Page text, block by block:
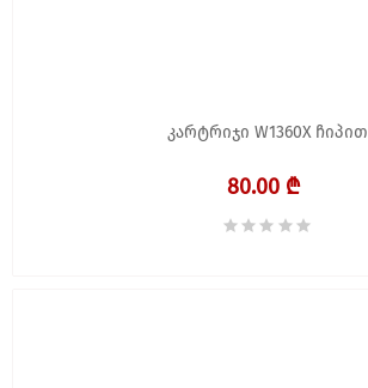
კარტრიჯი W1360X ჩიპით
80.00 ₾